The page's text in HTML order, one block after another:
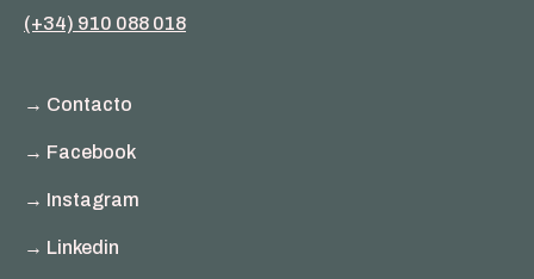
(+34) 910 088 018
→ Contacto
→ Facebook
→ Instagram
→ Linkedin